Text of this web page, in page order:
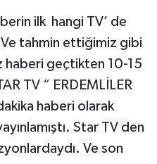
ilk hangi TV’ de
tahmin ettiğimiz gibi
haberi geçtikten 10-15
TV “ ERDEMLİLER
haberi olarak
Star TV den
Ve son